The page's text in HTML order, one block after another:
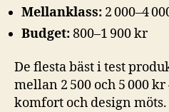
Mellanklass: 2 000–4
Budget:800–1 900 kr
De flesta bäst i test
mellan 2 500 och 5 000
komfort och design möts.